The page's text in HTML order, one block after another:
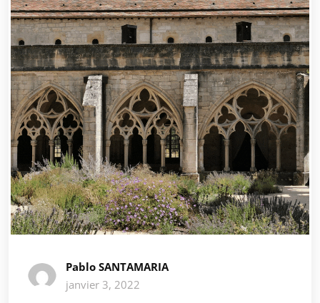
Pablo SANTAMARIA
janvier 3, 2022